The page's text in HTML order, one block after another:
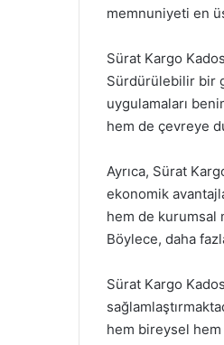
memnuniyeti en
Sürat Kargo
Sürdürülebilir bir
uygulamaları
hem de çevreye
Ayrıca, Sürat
ekonomik
hem de kurumsal
Böylece, daha
Sürat Kargo
hem bireysel hem